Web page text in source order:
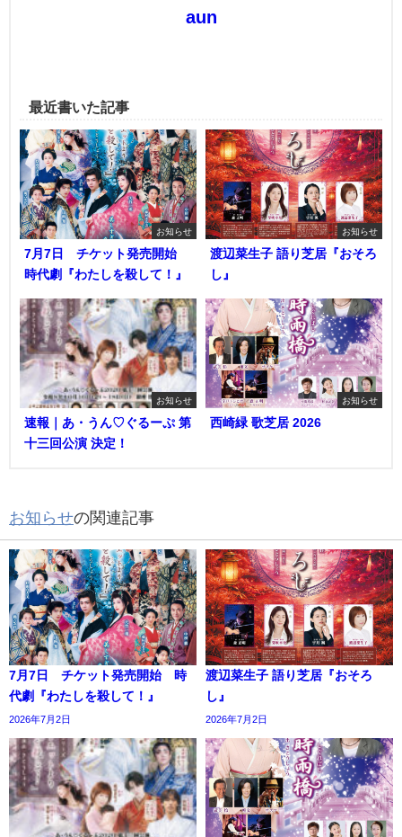
aun
最近書いた記事
お知らせ
7月7日 チケット発売開始
時代劇『わたしを殺して！』
お知らせ
渡辺菜生子 語り芝居『おそろ
し』
お知らせ
速報｜あ・うん♡ぐるーぷ 第
十三回公演 決定！
お知らせ
西崎緑 歌芝居 2026
お知らせの関連記事
7月7日 チケット発売開始 時
代劇『わたしを殺して！』
2026年7月2日
渡辺菜生子 語り芝居『おそろ
し』
2026年7月2日